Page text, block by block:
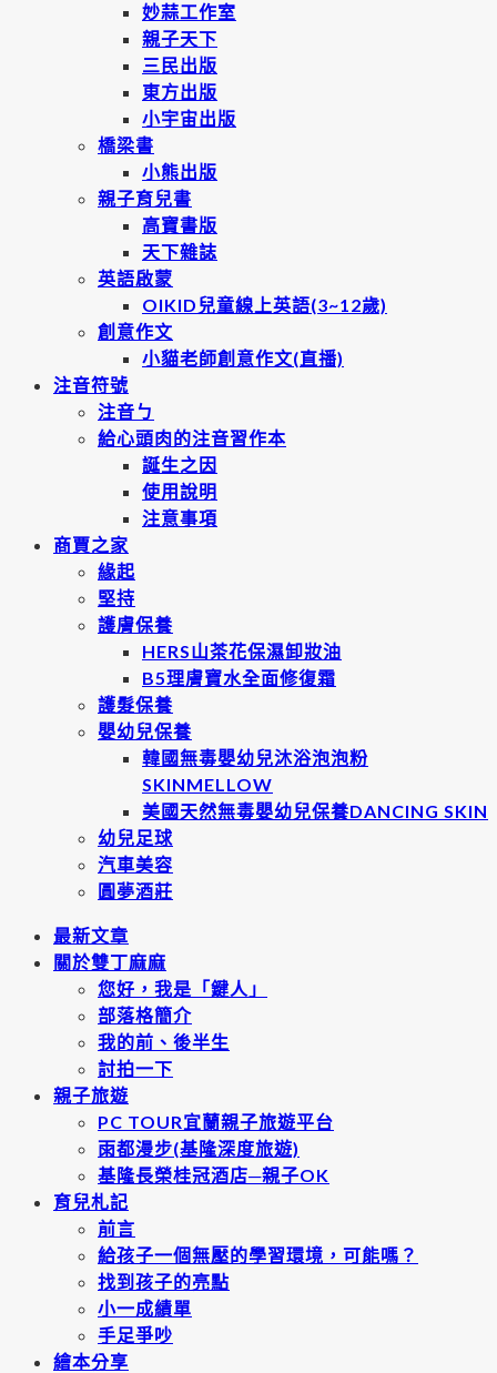
妙蒜工作室
親子天下
三民出版
東方出版
小宇宙出版
橋梁書
小熊出版
親子育兒書
高寶書版
天下雜誌
英語啟蒙
OIKID兒童線上英語(3~12歲)
創意作文
小貓老師創意作文(直播)
注音符號
注音ㄅ
給心頭肉的注音習作本
誕生之因
使用說明
注意事項
商賈之家
緣起
堅持
護膚保養
HERS山茶花保濕卸妝油
B5理膚寶水全面修復霜
護髮保養
嬰幼兒保養
韓國無毒嬰幼兒沐浴泡泡粉
SKINMELLOW
美國天然無毒嬰幼兒保養DANCING SKIN
幼兒足球
汽車美容
圓夢酒莊
最新文章
關於雙丁麻麻
您好，我是「鍵人」
部落格簡介
我的前、後半生
討拍一下
親子旅遊
PC TOUR宜蘭親子旅遊平台
雨都漫步(基隆深度旅遊)
基隆長榮桂冠酒店─親子OK
育兒札記
前言
給孩子一個無壓的學習環境，可能嗎？
找到孩子的亮點
小一成績單
手足爭吵
繪本分享